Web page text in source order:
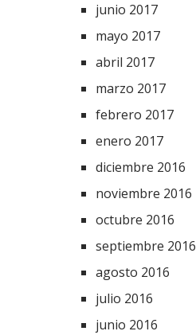
junio 2017
mayo 2017
abril 2017
marzo 2017
febrero 2017
enero 2017
diciembre 2016
noviembre 2016
octubre 2016
septiembre 2016
agosto 2016
julio 2016
junio 2016